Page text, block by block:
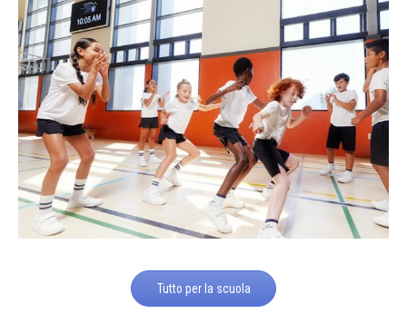
Tutto per la scuola